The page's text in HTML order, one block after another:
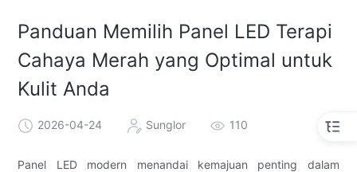
Panduan Memilih Panel LED Terapi
Cahaya Merah yang Optimal untuk
Kulit Anda
2026-04-24 Sunglor 110
Panel LED modern menandai kemajuan penting dalam